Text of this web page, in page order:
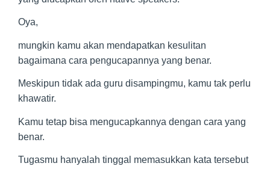
Oya,
mungkin kamu akan mendapatkan kesulitan
bagaimana cara pengucapannya yang benar.
Meskipun tidak ada guru disampingmu, kamu tak perlu
khawatir.
Kamu tetap bisa mengucapkannya dengan cara yang
benar.
Tugasmu hanyalah tinggal memasukkan kata tersebut